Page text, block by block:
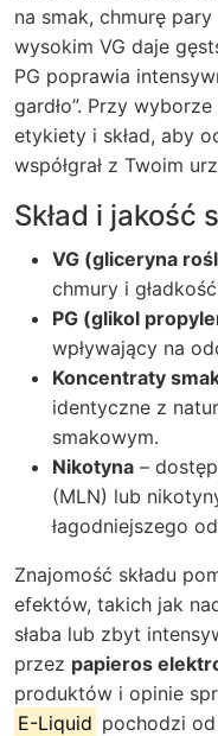
na smak, chmurę
wysokim VG daje
PG poprawia
gardło”. Przy
etykiety i skład, aby
współgrał z Twoim
Skład i jakość
VG (gliceryna
chmury i
PG (glikol
wpływający na
Koncentraty
identyczne z
smakowym.
Nikotyna –
(MLN) lub
łagodniejszego
Znajomość składu
efektów, takich jak
słaba lub zbyt
przez papieros
produktów i opinie
E-Liquid pochodzi